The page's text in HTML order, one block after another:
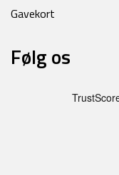
Gavekort
Følg os